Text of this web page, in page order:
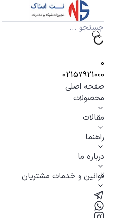
0
02157921000
صفحه اصلی
محصولات
مقالات
راهنما
درباره ما
قوانین و خدمات مشتریان